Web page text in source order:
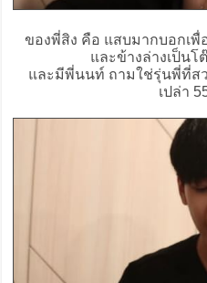
ของพี่สิง คือ แสบมากบอกเพื่
และข้างล่างเป็นโ
และมีพี่นนท์ ถามใช่รุ่นพี่ที่ส
เปล่า